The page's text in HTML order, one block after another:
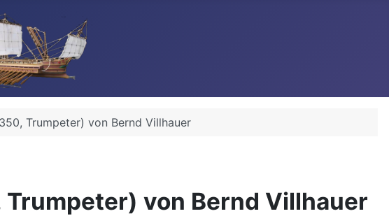
Trumpeter) von Bernd Villhauer
von Bernd Villhauer